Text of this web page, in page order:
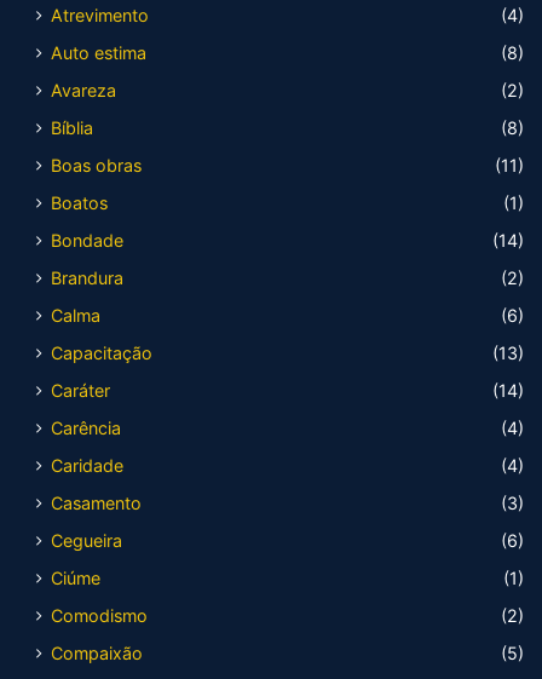
Atrevimento
(4)
Auto estima
(8)
Avareza
(2)
Bíblia
(8)
Boas obras
(11)
Boatos
(1)
Bondade
(14)
Brandura
(2)
Calma
(6)
Capacitação
(13)
Caráter
(14)
Carência
(4)
Caridade
(4)
Casamento
(3)
Cegueira
(6)
Ciúme
(1)
Comodismo
(2)
Compaixão
(5)